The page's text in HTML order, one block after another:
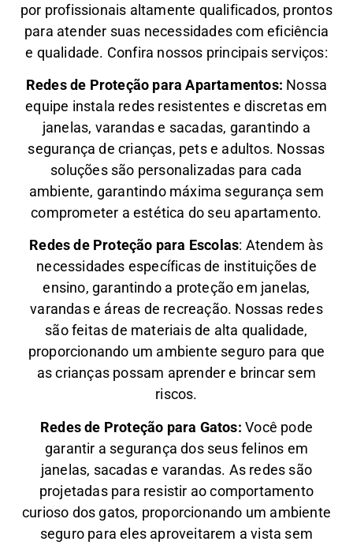
por profissionais altamente qualificados, prontos
para atender suas necessidades com eficiência
e qualidade. Confira nossos principais serviços:
Redes de Proteção para Apartamentos: Nossa
equipe instala redes resistentes e discretas em
janelas, varandas e sacadas, garantindo a
segurança de crianças, pets e adultos. Nossas
soluções são personalizadas para cada
ambiente, garantindo máxima segurança sem
comprometer a estética do seu apartamento.
Redes de Proteção para Escolas: Atendem às
necessidades específicas de instituições de
ensino, garantindo a proteção em janelas,
varandas e áreas de recreação. Nossas redes
são feitas de materiais de alta qualidade,
proporcionando um ambiente seguro para que
as crianças possam aprender e brincar sem
riscos.
Redes de Proteção para Gatos: Você pode
garantir a segurança dos seus felinos em
janelas, sacadas e varandas. As redes são
projetadas para resistir ao comportamento
curioso dos gatos, proporcionando um ambiente
seguro para eles aproveitarem a vista sem